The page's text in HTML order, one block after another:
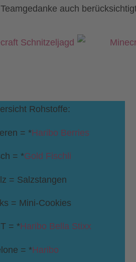
auch
Rohstoffe:
= *Haribo Berries
= *Gold Fischli
= Salzstangen
= Mini-Cookies
= *Haribo Bella Stixx
= *Haribo